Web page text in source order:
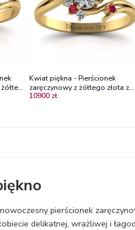
Kwiat piękna - Pierścionek
zaręczynowy z żółtego złota z
diamentami i rubinami
10900 zł
pierścionek
delikatnej, wrażliwej i